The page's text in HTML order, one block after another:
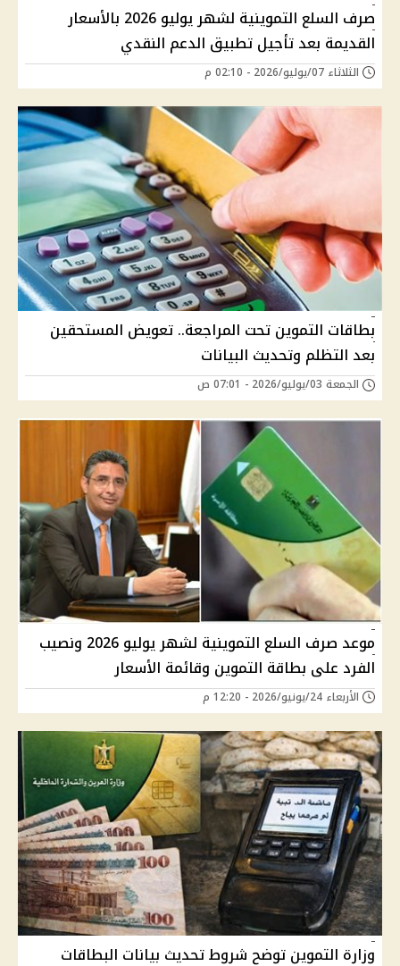
صرف السلع التموينية لشهر يوليو 2026 بالأسعار
القديمة بعد تأجيل تطبيق الدعم النقدي
الثلاثاء 07/يوليو/2026 - 02:10 م
بطاقات التموين تحت المراجعة.. تعويض المستحقين
بعد التظلم وتحديث البيانات
الجمعة 03/يوليو/2026 - 07:01 ص
موعد صرف السلع التموينية لشهر يوليو 2026 ونصيب
الفرد على بطاقة التموين وقائمة الأسعار
الأربعاء 24/يونيو/2026 - 12:20 م
وزارة التموين توضح شروط تحديث بيانات البطاقات